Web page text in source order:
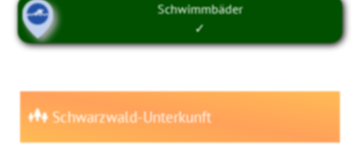
Schwimmbäder
✓
Schwarzwald-Unterkunft